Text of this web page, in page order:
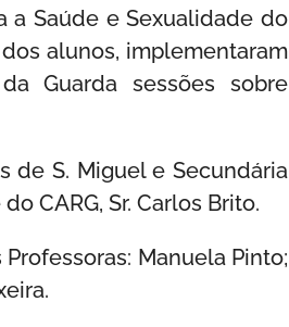
a Saúde e Sexualidade do
alunos, implementaram
Guarda sessões sobre
de S. Miguel e Secundária
CARG, Sr. Carlos Brito.
Manuela Pinto;